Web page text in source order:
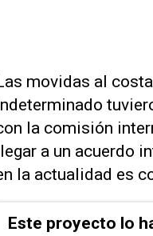
movidas al
la comisión
a un acuerdo
la actualidad es
Este proyecto lo